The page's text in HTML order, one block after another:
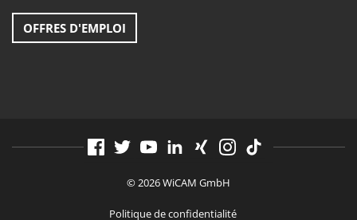
OFFRES D'EMPLOI
© 2026 WiCAM GmbH
Politique de confidentialité